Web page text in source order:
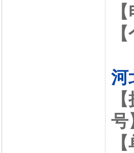
河
号